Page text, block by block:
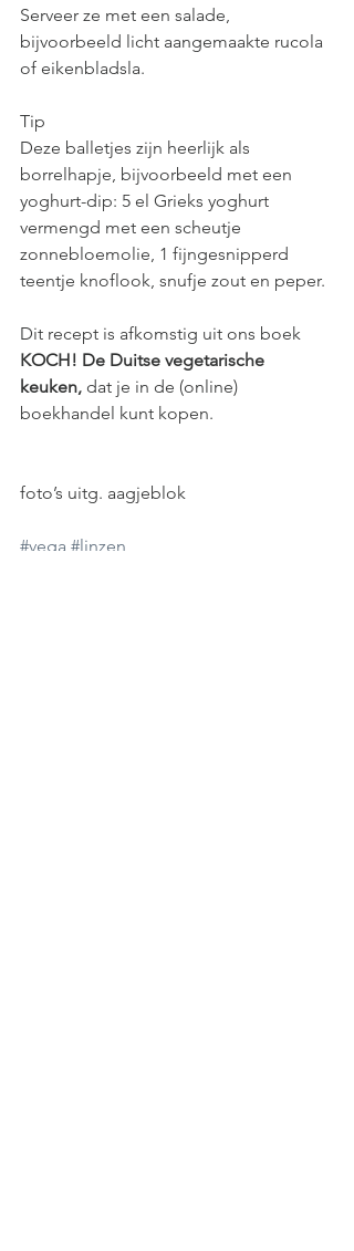
Serveer ze met een salade,
bijvoorbeeld licht aangemaakte rucola
of eikenbladsla.
Tip
Deze balletjes zijn heerlijk als
borrelhapje, bijvoorbeeld met een
yoghurt-dip: 5 el Grieks yoghurt
vermengd met een scheutje
zonnebloemolie, 1 fijngesnipperd
teentje knoflook, snufje zout en peper.
Dit recept is afkomstig uit ons boek
KOCH! De Duitse vegetarische
keuken, dat je in de (online)
boekhandel kunt kopen.
foto’s uitg. aagjeblok
#vega #linzen